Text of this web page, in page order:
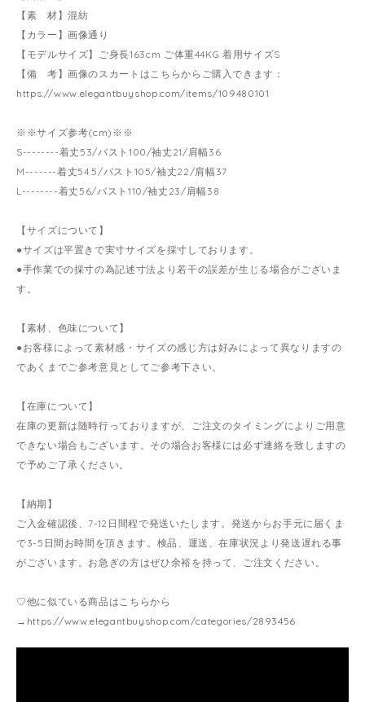
【素 材】混紡
【カラー】画像通り
【モデルサイズ】ご身長163cm ご体重44KG 着用サイズS
【備 考】画像のスカートはこちらからご購入できます：
https://www.elegantbuyshop.com/items/109480101
※※サイズ参考(cm)※※
S--------着丈53/バスト100/袖丈21/肩幅36
M-------着丈54.5/バスト105/袖丈22/肩幅37
L--------着丈56/バスト110/袖丈23/肩幅38
【サイズについて】
●サイズは平置きで実寸サイズを採寸しております。
●手作業での採寸の為記述寸法より若干の誤差が生じる場合がございま
す。
【素材、色味について】
●お客様によって素材感・サイズの感じ方は好みによって異なりますの
であくまでご参考意見としてご参考下さい。
【在庫について】
在庫の更新は随時行っておりますが、ご注文のタイミングによりご用意
できない場合もございます。その場合お客様には必ず連絡を致しますの
で予めご了承ください。
【納期】
ご入金確認後、7-12日間程で発送いたします。発送からお手元に届くま
で3-5日間お時間を頂きます。検品、運送、在庫状況より発送遅れる事
がございます。お急ぎの方はぜひ余裕を持って、ご注文ください。
♡他に似ている商品はこちらから
→ https://www.elegantbuyshop.com/categories/2893456